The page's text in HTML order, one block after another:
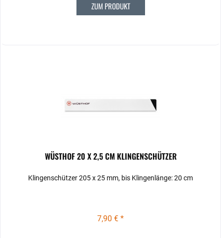
ZUM PRODUKT
WÜSTHOF 20 X 2,5 CM KLINGENSCHÜTZER
Klingenschützer 205 x 25 mm, bis Klingenlänge: 20 cm
7,90 € *